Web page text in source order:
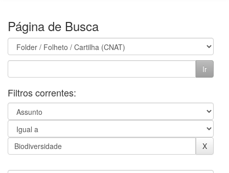
Página de Busca
Filtros correntes: